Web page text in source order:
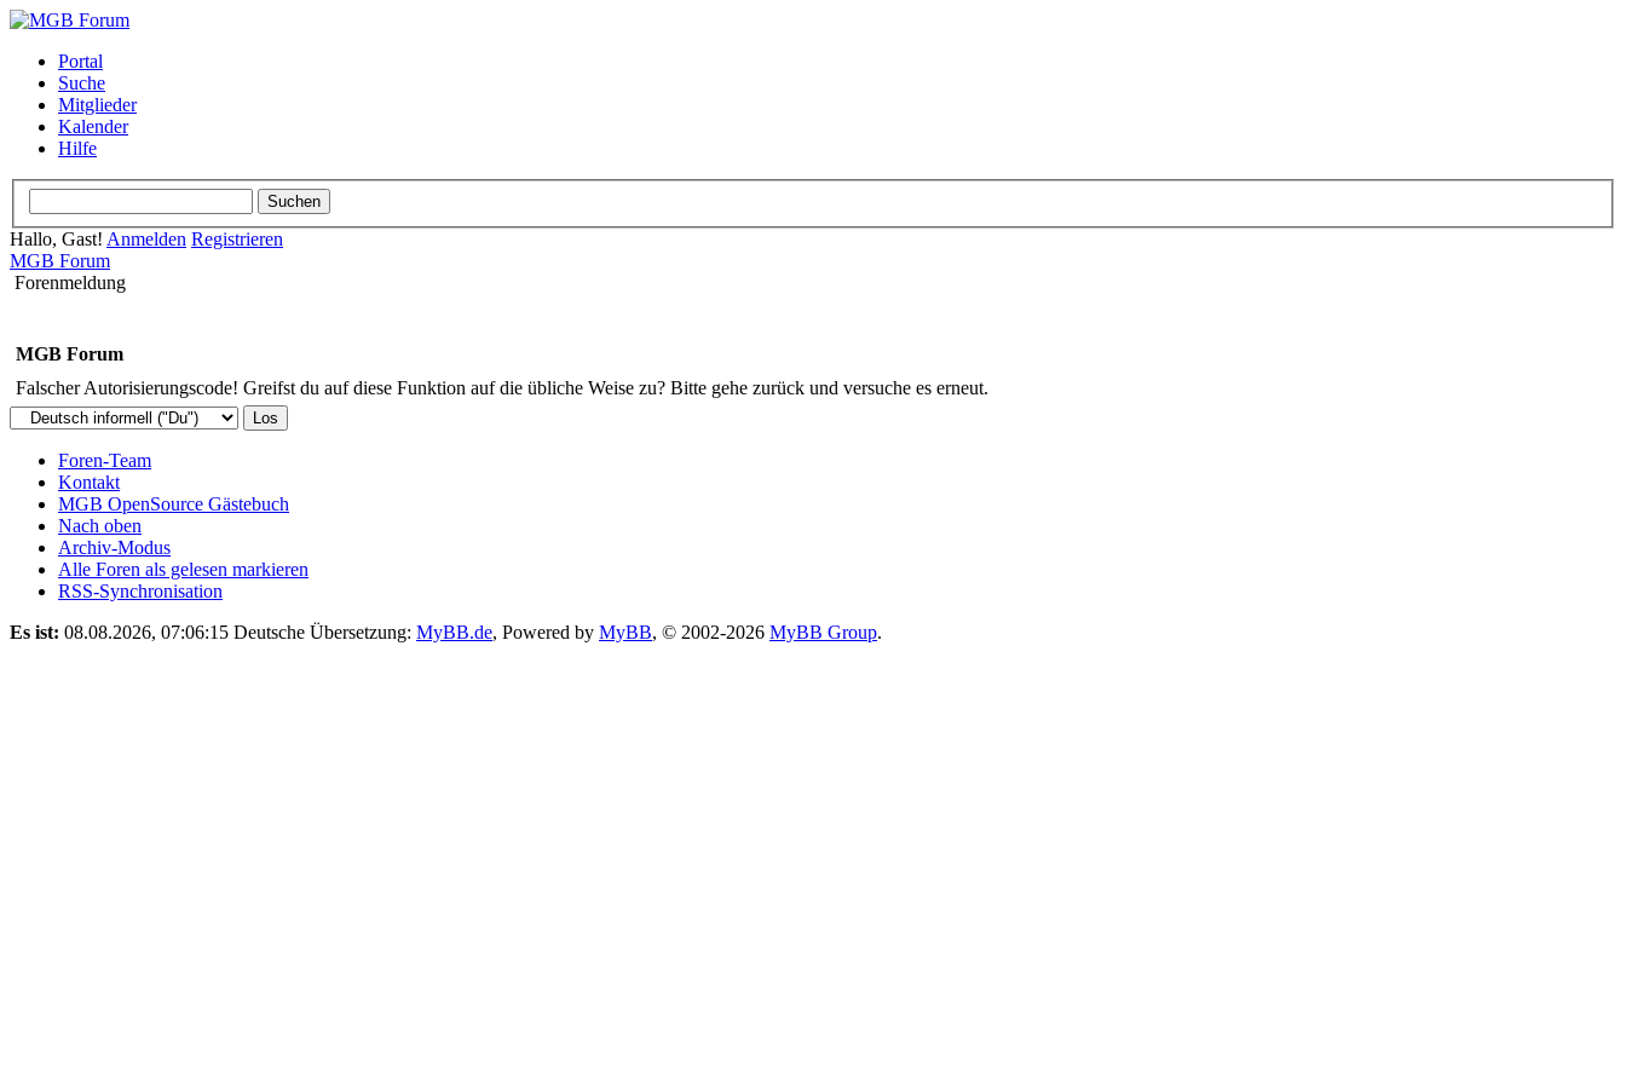
Portal
Suche
Mitglieder
Kalender
Hilfe
Hallo, Gast! Anmelden Registrieren
MGB Forum
Forenmeldung
MGB Forum
Falscher Autorisierungscode! Greifst du auf diese Funktion auf die übliche Weise zu? Bitte gehe zurück und versuche es erneut.
Foren-Team
Kontakt
MGB OpenSource Gästebuch
Nach oben
Archiv-Modus
Alle Foren als gelesen markieren
RSS-Synchronisation
Es ist: 08.08.2026, 07:06:15 Deutsche Übersetzung: MyBB.de, Powered by MyBB, © 2002-2026 MyBB Group.